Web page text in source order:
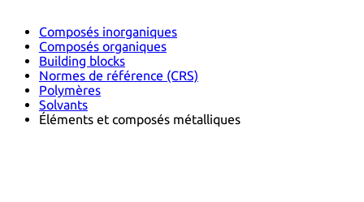
Composés inorganiques
Composés organiques
Building blocks
Normes de référence (CRS)
Polymères
Solvants
Éléments et composés métalliques